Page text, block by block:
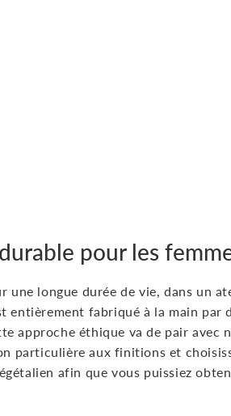
pour les
longue durée de vie, dans un
entièrement fabriqué à la main par
approche éthique va de pair
particulière aux finitions et
afin que vous puissiez